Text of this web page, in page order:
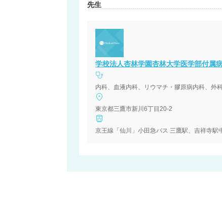
先生
学校法人杏林学園杏林大学医学部付属
東京都三鷹市新川6丁目20-2